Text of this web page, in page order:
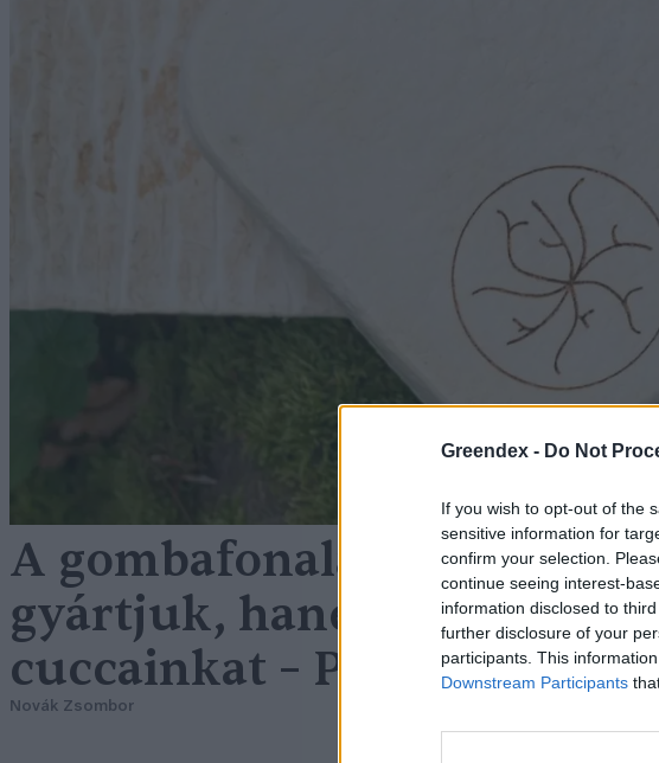
Greendex - Do Not
If you wish to opt-out of the
sensitive information for
confirm your selection.
continue seeing interest-
information disclosed to
further disclosure of your
participants. This
Downstream Participants
A gombafonalakkal átszőtt
gyártjuk, hanem
cuccainkat – Podcast
Novák Zsombor